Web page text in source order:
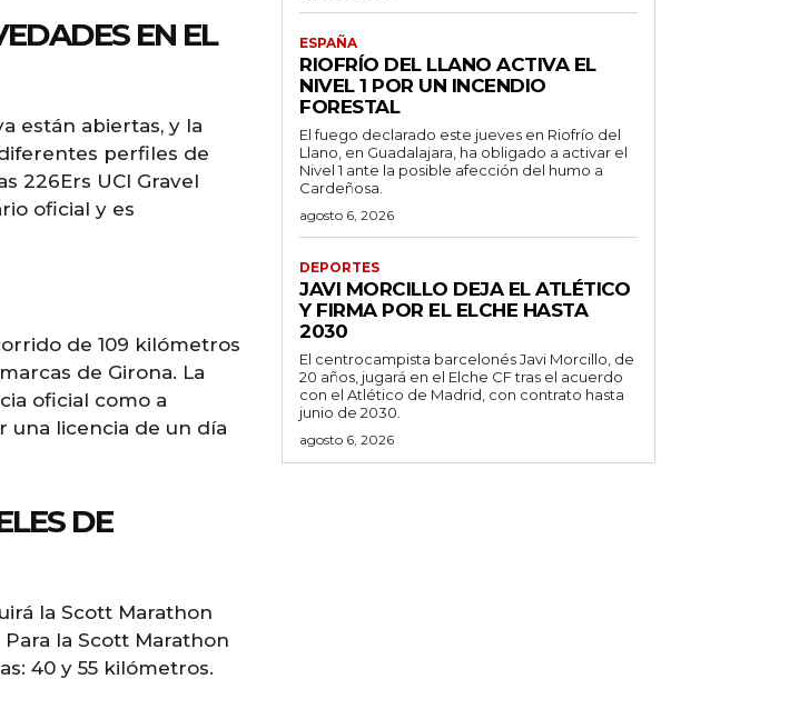
EN EL
están abiertas, y la
perfiles de
226Ers UCI Gravel
oficial y es
de 109 kilómetros
de Girona. La
oficial como a
una licencia de un día
DE
la Scott Marathon
Para la Scott Marathon
40 y 55 kilómetros.
ESPAÑA
RIOFRÍO DEL LLANO ACTIVA EL
NIVEL 1 POR UN INCENDIO
FORESTAL
El fuego declarado este jueves en Riofrío del
Llano, en Guadalajara, ha obligado a activar el
Nivel 1 ante la posible afección del humo a
Cardeñosa.
agosto 6, 2026
DEPORTES
JAVI MORCILLO DEJA EL ATLÉTICO
Y FIRMA POR EL ELCHE HASTA
2030
El centrocampista barcelonés Javi Morcillo, de
20 años, jugará en el Elche CF tras el acuerdo
con el Atlético de Madrid, con contrato hasta
junio de 2030.
agosto 6, 2026